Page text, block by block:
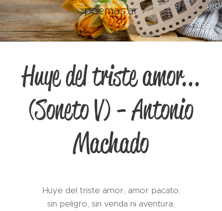
poemas.ar
Huye del triste amor...
(Soneto V) - Antonio
Machado
Huye del triste amor, amor pacato,
sin peligro, sin venda ni aventura,